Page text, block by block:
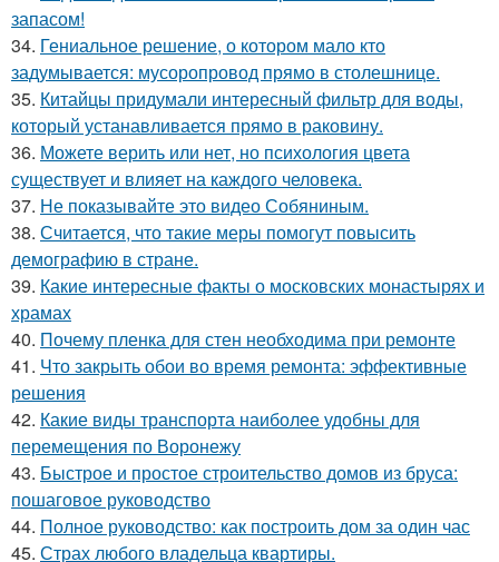
запасом!
34. Гениальное решение, о котором мало кто
задумывается: мусоропровод прямо в столешнице.
35. Китайцы придумали интересный фильтр для воды,
который устанавливается прямо в раковину.
36. Можете верить или нет, но психология цвета
существует и влияет на каждого человека.
37. Не показывайте это видео Собяниным.
38. Считается, что такие меры помогут повысить
демографию в стране.
39. Какие интересные факты о московских монастырях и
храмах
40. Почему пленка для стен необходима при ремонте
41. Что закрыть обои во время ремонта: эффективные
решения
42. Какие виды транспорта наиболее удобны для
перемещения по Воронежу
43. Быстрое и простое строительство домов из бруса:
пошаговое руководство
44. Полное руководство: как построить дом за один час
45. Страх любого владельца квартиры.